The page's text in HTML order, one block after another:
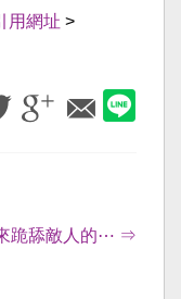
用網址 >
跪舔敵人的⋯ ⇒